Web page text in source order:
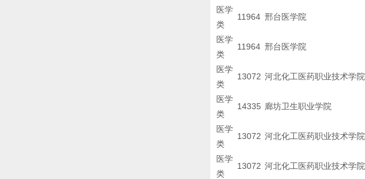
医学
类
11964 邢台医学院
医学
类
11964 邢台医学院
医学
类
13072 河北化工医药职业技术学院
医学
类
14335 廊坊卫生职业学院
医学
类
13072 河北化工医药职业技术学院
医学
类
13072 河北化工医药职业技术学院